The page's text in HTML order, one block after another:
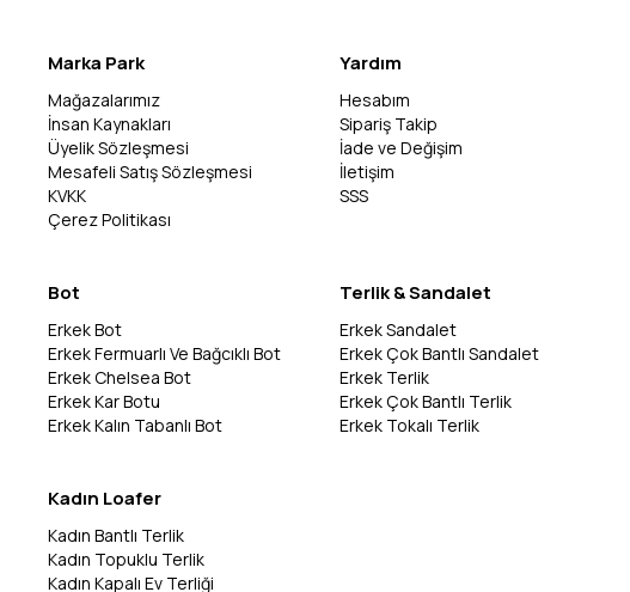
Marka Park
Mağazalarımız
İnsan Kaynakları
Üyelik Sözleşmesi
Mesafeli Satış Sözleşmesi
KVKK
Çerez Politikası
Yardım
Hesabım
Sipariş Takip
İade ve Değişim
İletişim
SSS
Bot
Erkek Bot
Erkek Fermuarlı Ve Bağcıklı Bot
Erkek Chelsea Bot
Erkek Kar Botu
Erkek Kalın Tabanlı Bot
Terlik & Sandalet
Erkek Sandalet
Erkek Çok Bantlı Sandalet
Erkek Terlik
Erkek Çok Bantlı Terlik
Erkek Tokalı Terlik
Kadın Loafer
Kadın Bantlı Terlik
Kadın Topuklu Terlik
Kadın Kapalı Ev Terliği